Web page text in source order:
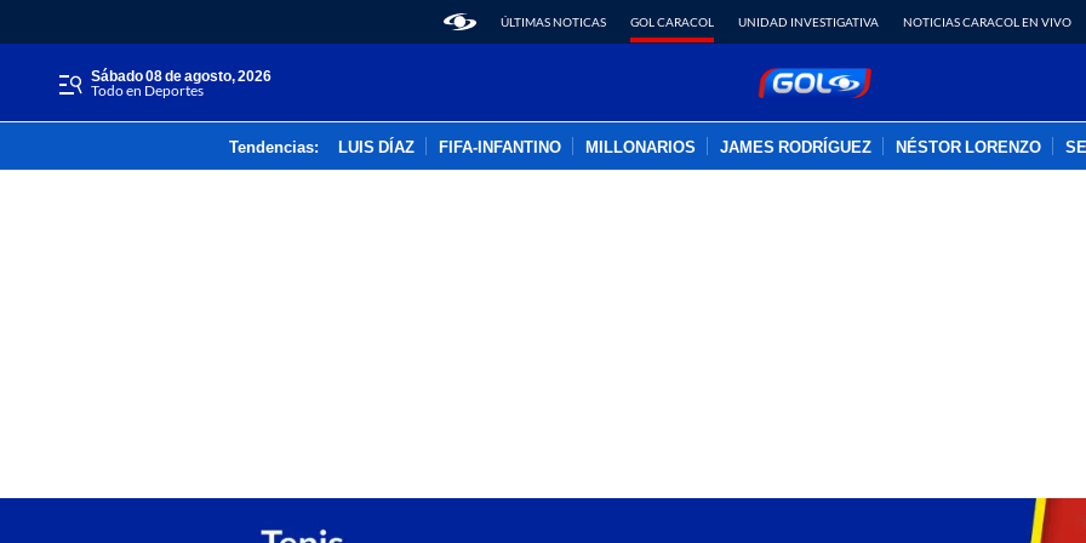
ÚLTIMAS NOTICAS GOL CARACOL UNIDAD INVESTIGATIVA NOTICIAS CARACOL EN VIVO
sábado 08 de agosto, 2026
Todo en Deportes
Tendencias: LUIS DÍAZ FIFA-INFANTINO MILLONARIOS JAMES RODRÍGUEZ NÉSTOR LORENZO